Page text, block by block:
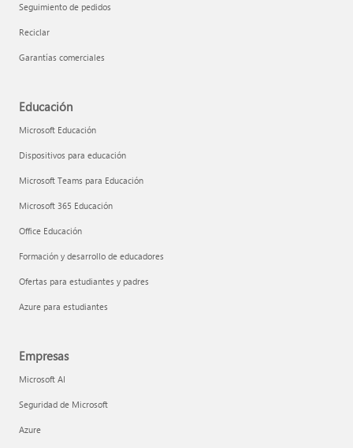
Seguimiento de pedidos
Reciclar
Garantías comerciales
Educación
Microsoft Educación
Dispositivos para educación
Microsoft Teams para Educación
Microsoft 365 Educación
Office Educación
Formación y desarrollo de educadores
Ofertas para estudiantes y padres
Azure para estudiantes
Empresas
Microsoft AI
Seguridad de Microsoft
Azure